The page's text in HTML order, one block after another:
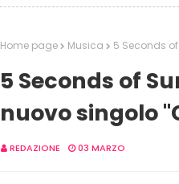
Home page Musica 5 Seconds
5 Seconds of
nuovo singolo
REDAZIONE 03 MARZO